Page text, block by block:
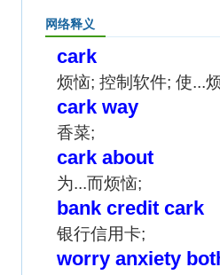
网络释义
cark
烦恼; 控制软件; 使...
cark way
香菜;
cark about
为...而烦恼;
bank credit cark
银行信用卡;
worry anxiety